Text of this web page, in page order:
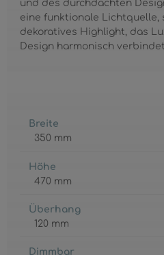
und des durchdachten
eine funktionale Lichtquelle,
dekoratives Highlight, das
Design harmonisch
Breite
350 mm
Höhe
470 mm
Überhang
120 mm
Dimmbar